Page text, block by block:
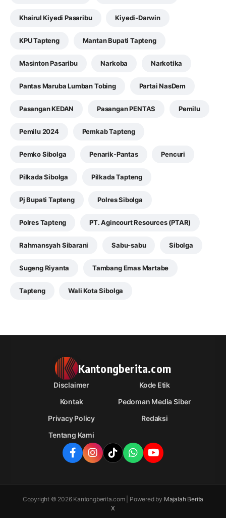
Khairul Kiyedi Pasaribu Kiyedi-Darwin
KPU Tapteng Mantan Bupati Tapteng
Masinton Pasaribu Narkoba Narkotika
Pantas Maruba Lumban Tobing Partai NasDem
Pasangan KEDAN Pasangan PENTAS Pemilu
Pemilu 2024 Pemkab Tapteng
Pemko Sibolga Penarik-Pantas Pencuri
Pilkada Sibolga Pilkada Tapteng
Pj Bupati Tapteng Polres Sibolga
Polres Tapteng PT. Agincourt Resources (PTAR)
Rahmansyah Sibarani Sabu-sabu Sibolga
Sugeng Riyanta Tambang Emas Martabe
Tapteng Wali Kota Sibolga
Kantongberita.com
Disclaimer
Kode Etik
Kontak
Pedoman Media Siber
Privacy Policy
Redaksi
Tentang Kami
Copyright © 2026 Kantongberita.com | Powered by Majalah Berita
X